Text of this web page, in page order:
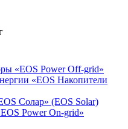
«EOS Power Off-grid»
«EOS Накопители
Солар» (EOS Solar)
Power On-grid»